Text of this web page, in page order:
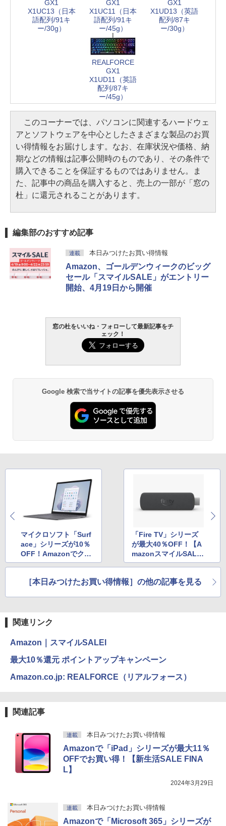
GX1
X1UC13（日本
語配列/91キ
ー/30g）
GX1
X1UC11（日本
語配列/91キ
ー/45g）
GX1
X1UD13（英語
配列/87キ
ー/30g）
REALFORCE
GX1
X1UD11（英語
配列/87キ
ー/45g）
このコーナーでは、パソコンに関連するハードウェ
アとソフトウェアを中心としたさまざまな製品のお買
い得情報をお届けします。なお、在庫状況や価格、納
期などの情報は記事公開時のものであり、その条件で
購入できることを保証するものではありません。ま
た、記事中の商品を購入すると、売上の一部が「窓の
杜」に還元されることがあります。
編集部のおすすめ記事
連載 本日みつけたお買い得情報
Amazon、ゴールデンウィークのビッグ
セール「スマイルSALE」がエントリー
開始、4月19日から開催
窓の杜をいいね・フォローして最新記事をチ
ェック！
Google 検索で当サイトの記事を優先表示させる
マイクロソフト「Surf
ace」シリーズが10％
OFF！Amazonでクー
ポン配布中
「Fire TV」シリーズ
が最大40％OFF！【A
mazonスマイルSAL
E】
［本日みつけたお買い得情報］の他の記事を見る
関連リンク
Amazon｜スマイルSALEl
最大10％還元 ポイントアップキャンペーン
Amazon.co.jp: REALFORCE（リアルフォース）
関連記事
連載 本日みつけたお買い得情報
Amazonで「iPad」シリーズが最大11％
OFFでお買い得！【新生活SALE FINA
L】
2024年3月29日
連載 本日みつけたお買い得情報
Amazonで「Microsoft 365」シリーズが